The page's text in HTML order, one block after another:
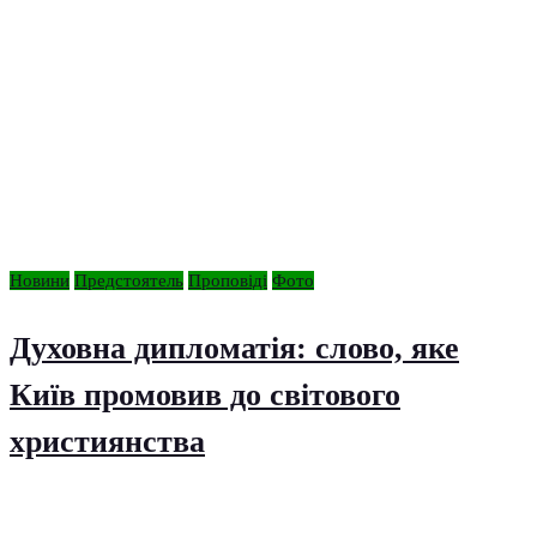
Новини Предстоятель Проповіді Фото
Духовна дипломатія: слово, яке
Київ промовив до світового
християнства